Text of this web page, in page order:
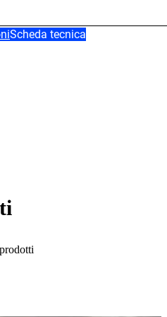
Scheda tecnica